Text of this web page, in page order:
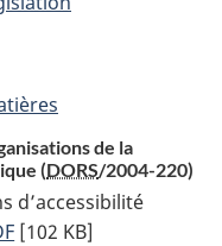
de la
(DORS/2004-220)
d’accessibilité
Texte
[102 KB]